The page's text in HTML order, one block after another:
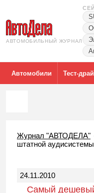
АВТОМОБИЛЬНЫЙ ЖУРНАЛ
Автомобили Тест-
Журнал "АВТОДЕЛА"
штатной
24.11.2010
Самый дешевый